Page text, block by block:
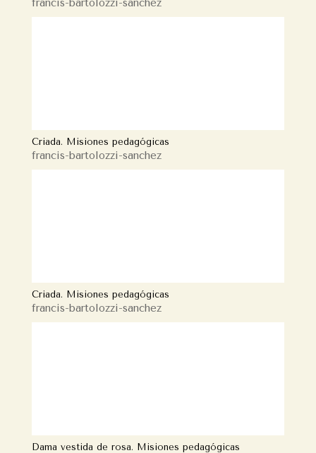
francis-bartolozzi-sanchez
Criada. Misiones pedagógicas
francis-bartolozzi-sanchez
Criada. Misiones pedagógicas
francis-bartolozzi-sanchez
Dama vestida de rosa. Misiones pedagógicas